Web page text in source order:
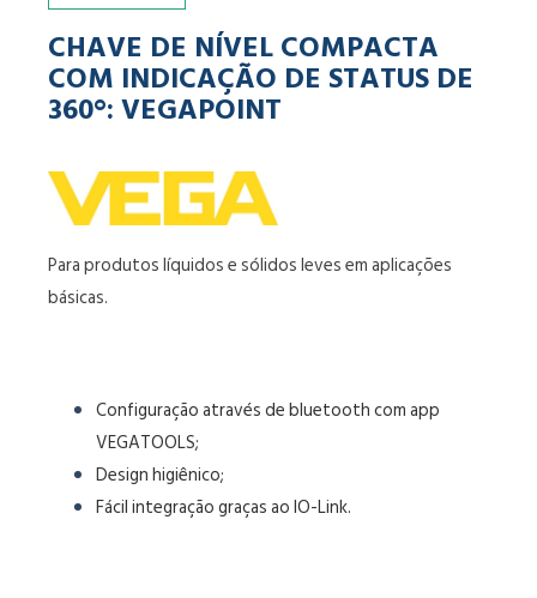
CHAVE DE NÍVEL COMPACTA
COM INDICAÇÃO DE STATUS DE
360°: VEGAPOINT
Para produtos líquidos e sólidos leves em aplicações
básicas.
Configuração através de bluetooth com app
VEGATOOLS;
Design higiênico;
Fácil integração graças ao IO-Link.